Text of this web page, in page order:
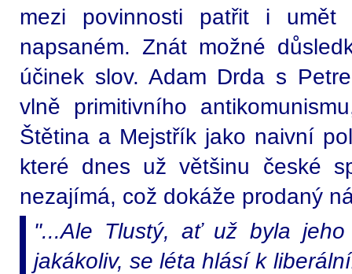
mezi povinnosti patřit i umět
napsaném. Znát možné
účinek slov. Adam Drda s
vlně primitivního
Štětina a Mejstřík jako naivní
které dnes už většinu české
nezajímá, což dokáže prodaný
"...Ale Tlustý, ať už byla jeho
jakákoliv, se léta hlásí k